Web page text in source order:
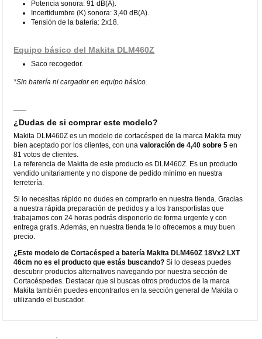
Potencia sonora: 91 dB(A).
Incertidumbre (K) sonora: 3,40 dB(A).
Tensión de la batería: 2x18.
Equipo básico del Makita DLM460Z
Saco recogedor.
*Sin batería ni cargador en equipo básico.
¿Dudas de si comprar este modelo?
Makita DLM460Z es un modelo de cortacésped de la marca Makita muy
bien aceptado por los clientes, con unavaloración de 4,40 sobre 5 en
81 votos de clientes.
La referencia de Makita de este producto es DLM460Z. Es un producto
vendido unitariamente y no dispone de pedido mínimo en nuestra
ferretería.
Si lo necesitas rápido no dudes en comprarlo en nuestra tienda. Gracias
a nuestra rápida preparación de pedidos y a los transportistas que
trabajamos con 24 horas podrás disponerlo de forma urgente y con
entrega gratis. Además, en nuestra tienda te lo ofrecemos a muy buen
precio.
¿Este modelo de Cortacésped a batería Makita DLM460Z 18Vx2 LXT
46cm no es el producto que estás buscando? Si lo deseas puedes
descubrir productos alternativos navegando por nuestra sección de
Cortacéspedes. Destacar que si buscas otros productos de la marca
Makita también puedes encontrarlos en la sección general de Makita o
utilizando el buscador.